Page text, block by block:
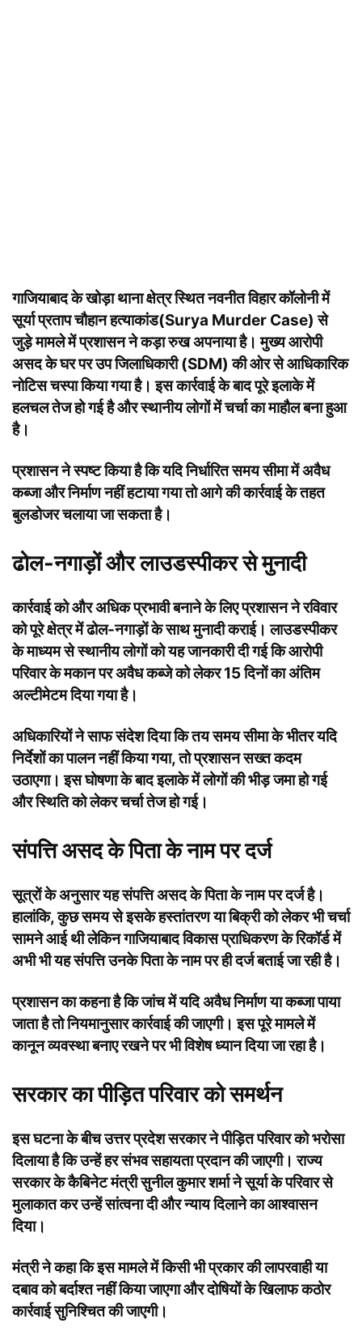
गाजियाबाद के खोड़ा थाना क्षेत्र स्थित नवनीत विहार कॉलोनी में
सूर्या प्रताप चौहान हत्याकांड(Surya Murder Case) से
जुड़े मामले में प्रशासन ने कड़ा रुख अपनाया है। मुख्य आरोपी
असद के घर पर उप जिलाधिकारी (SDM) की ओर से आधिकारिक
नोटिस चस्पा किया गया है। इस कार्रवाई के बाद पूरे इलाके में
हलचल तेज हो गई है और स्थानीय लोगों में चर्चा का माहौल बना हुआ
है।
प्रशासन ने स्पष्ट किया है कि यदि निर्धारित समय सीमा में अवैध
कब्जा और निर्माण नहीं हटाया गया तो आगे की कार्रवाई के तहत
बुलडोजर चलाया जा सकता है।
ढोल-नगाड़ों और लाउडस्पीकर से मुनादी
कार्रवाई को और अधिक प्रभावी बनाने के लिए प्रशासन ने रविवार
को पूरे क्षेत्र में ढोल-नगाड़ों के साथ मुनादी कराई। लाउडस्पीकर
के माध्यम से स्थानीय लोगों को यह जानकारी दी गई कि आरोपी
परिवार के मकान पर अवैध कब्जे को लेकर 15 दिनों का अंतिम
अल्टीमेटम दिया गया है।
अधिकारियों ने साफ संदेश दिया कि तय समय सीमा के भीतर यदि
निर्देशों का पालन नहीं किया गया, तो प्रशासन सख्त कदम
उठाएगा। इस घोषणा के बाद इलाके में लोगों की भीड़ जमा हो गई
और स्थिति को लेकर चर्चा तेज हो गई।
संपत्ति असद के पिता के नाम पर दर्ज
सूत्रों के अनुसार यह संपत्ति असद के पिता के नाम पर दर्ज है।
हालांकि, कुछ समय से इसके हस्तांतरण या बिक्री को लेकर भी चर्चा
सामने आई थी लेकिन गाजियाबाद विकास प्राधिकरण के रिकॉर्ड में
अभी भी यह संपत्ति उनके पिता के नाम पर ही दर्ज बताई जा रही है।
प्रशासन का कहना है कि जांच में यदि अवैध निर्माण या कब्जा पाया
जाता है तो नियमानुसार कार्रवाई की जाएगी। इस पूरे मामले में
कानून व्यवस्था बनाए रखने पर भी विशेष ध्यान दिया जा रहा है।
सरकार का पीड़ित परिवार को समर्थन
इस घटना के बीच उत्तर प्रदेश सरकार ने पीड़ित परिवार को भरोसा
दिलाया है कि उन्हें हर संभव सहायता प्रदान की जाएगी। राज्य
सरकार के कैबिनेट मंत्री सुनील कुमार शर्मा ने सूर्या के परिवार से
मुलाकात कर उन्हें सांत्वना दी और न्याय दिलाने का आश्वासन
दिया।
मंत्री ने कहा कि इस मामले में किसी भी प्रकार की लापरवाही या
दबाव को बर्दाश्त नहीं किया जाएगा और दोषियों के खिलाफ कठोर
कार्रवाई सुनिश्चित की जाएगी।